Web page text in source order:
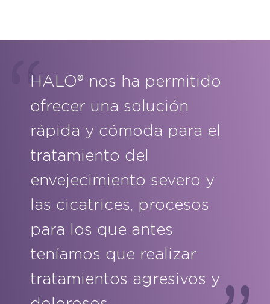
HALO® nos ha permitido
ofrecer una solución
rápida y cómoda para el
tratamiento del
envejecimiento severo y
las cicatrices, procesos
para los que antes
teníamos que realizar
tratamientos agresivos y